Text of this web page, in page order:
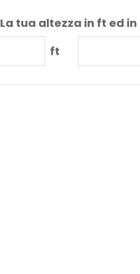
La tua altezza in ft ed in
ft